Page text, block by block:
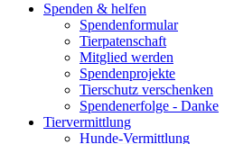
Spenden & helfen
Spendenformular
Tierpatenschaft
Mitglied werden
Spendenprojekte
Tierschutz verschenken
Spendenerfolge - Danke
Tiervermittlung
Hunde-Vermittlung